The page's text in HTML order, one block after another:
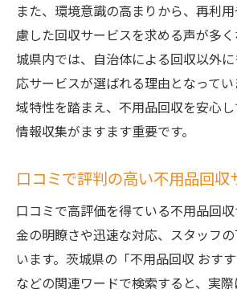
不用品回収業者の違法性を
回収だけでなく引越し・遺品整
不用品回収と引越し・遺品
法
茨城県で不用品回収が役立
個人対応の不用品回収で引
遺品整理に強い不用品回収
また、環境意識の高まりから、再利
慮した回収サービスを求める声が多
城県内では、自治体による回収以外
応サービスが選ばれる理由となって
域特性を踏まえ、不用品回収を安心
情報収集がますます重要です。
口コミで評判の高い不用品回収
口コミで高評価を得ている不用品回
金の明瞭さや迅速な対応、スタッフ
います。茨城県の「不用品回収 おす
などの関連ワードで検索すると、実